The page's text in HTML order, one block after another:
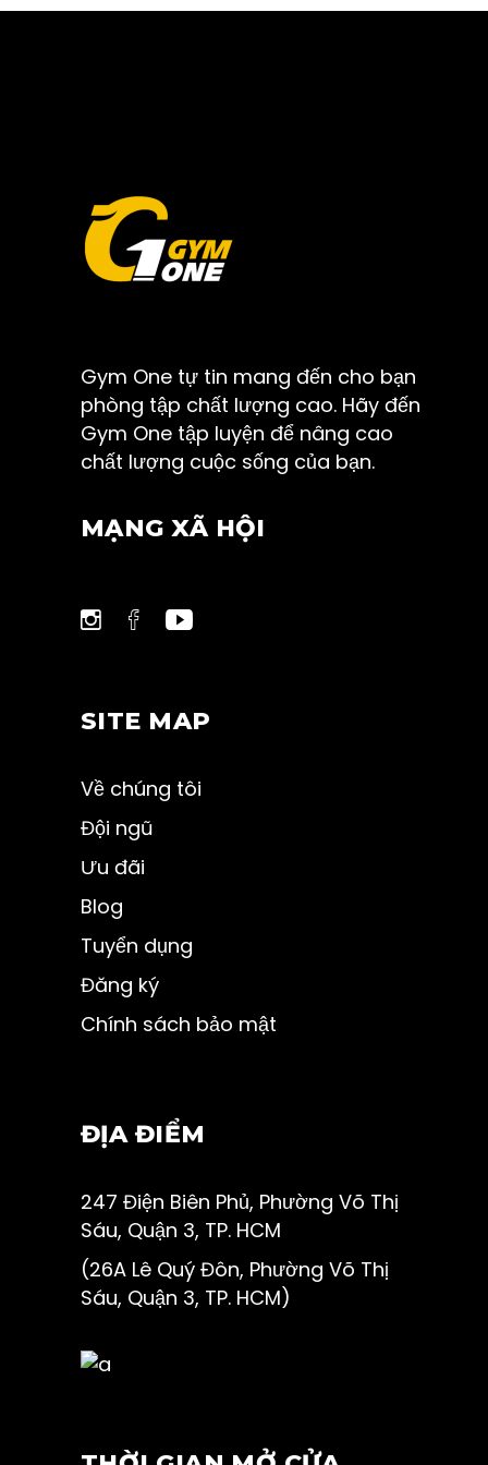
Gym One tự tin mang đến cho bạn
phòng tập chất lượng cao. Hãy đến
Gym One tập luyện để nâng cao
chất lượng cuộc sống của bạn.
MẠNG XÃ HỘI
SITE MAP
Về chúng tôi
Đội ngũ
Ưu đãi
Blog
Tuyển dụng
Đăng ký
Chính sách bảo mật
ĐỊA ĐIỂM
247 Điện Biên Phủ, Phường Võ Thị
Sáu, Quận 3, TP. HCM
(26A Lê Quý Đôn, Phường Võ Thị
Sáu, Quận 3, TP. HCM)